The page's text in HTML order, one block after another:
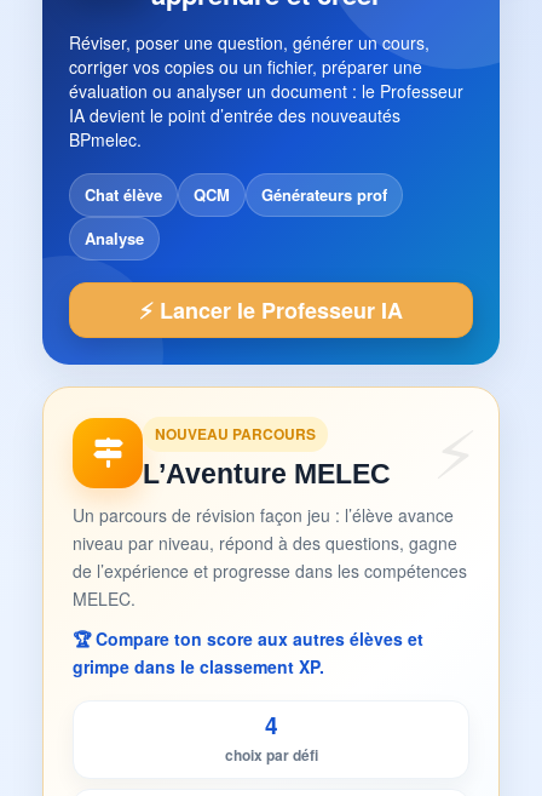
Réviser, poser une question, générer un cours,
corriger vos copies ou un fichier, préparer une
évaluation ou analyser un document : le Professeur
IA devient le point d’entrée des nouveautés
BPmelec.
Chat élève QCM
Générateurs prof
Analyse
⚡ Lancer le Professeur IA
NOUVEAU PARCOURS
L’Aventure MELEC
Un parcours de révision façon jeu : l’élève avance
niveau par niveau, répond à des questions, gagne
de l’expérience et progresse dans les compétences
MELEC.
🏆 Compare ton score aux autres élèves et
grimpe dans le classement XP.
4
choix par défi